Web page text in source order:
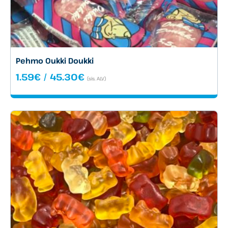
Pehmo Oukki Doukki
1.59€ / 45.30€Hintaluokka:
-
(sis. ALV)